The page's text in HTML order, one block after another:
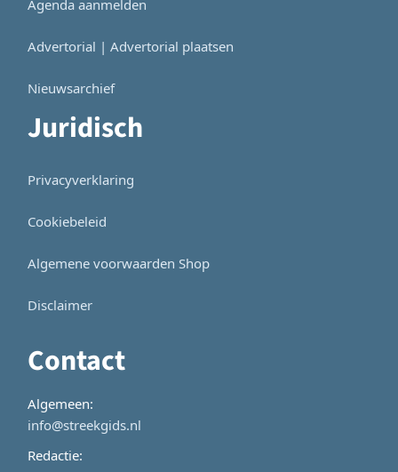
Agenda aanmelden
Advertorial | Advertorial plaatsen
Nieuwsarchief
Juridisch
Privacyverklaring
Cookiebeleid
Algemene voorwaarden Shop
Disclaimer
Contact
Algemeen:
info@streekgids.nl
Redactie: